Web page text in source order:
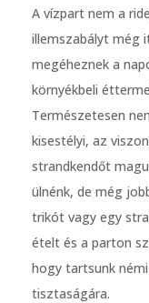
A vízpart nem a
illemszabályt még
megéheznek a
környékbeli
Természetesen
kisestélyi, az
strandkendőt
ülnénk, de még
trikót vagy egy
ételt és a parton
hogy tartsunk
tisztaságára.